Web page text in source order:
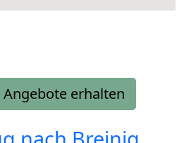
Angebote erhalten